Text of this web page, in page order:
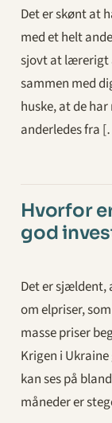
Det er skønt at
med et helt
sjovt at lærerigt
sammen med
huske, at de
anderledes fra
Hvorfor
god
Det er sjældent,
om elpriser,
masse priser
Krigen i
kan ses på
måneder er